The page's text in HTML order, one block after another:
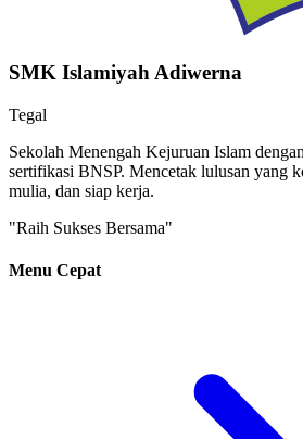
SMK Islamiyah Adiwerna
Tegal
Sekolah Menengah Kejuruan Islam
sertifikasi BNSP. Mencetak lulusan yang
mulia, dan siap kerja.
"Raih Sukses Bersama"
Menu Cepat